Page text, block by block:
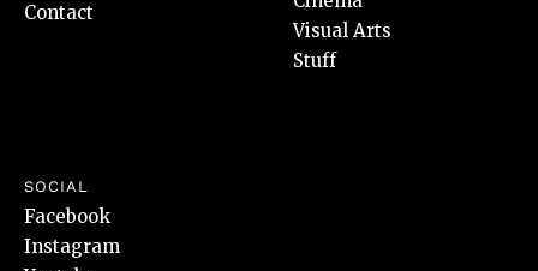
Contact
Visual Arts
Stuff
SOCIAL
Facebook
Instagram